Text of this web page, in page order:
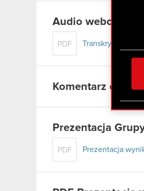
Audio webcast
PDF Transkrypt audio
Komentarz do
Prezentacja
PDF Prezentacja